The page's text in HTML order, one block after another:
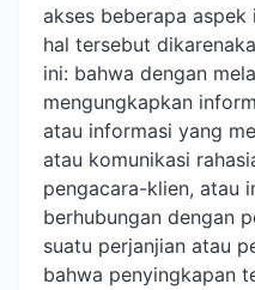
akses beberapa
hal tersebut
ini: bahwa dengan
mengungkapkan
atau informasi yang
atau komunikasi
pengacara-klien, atau
berhubungan dengan
suatu perjanjian atau
bahwa penyingkapan